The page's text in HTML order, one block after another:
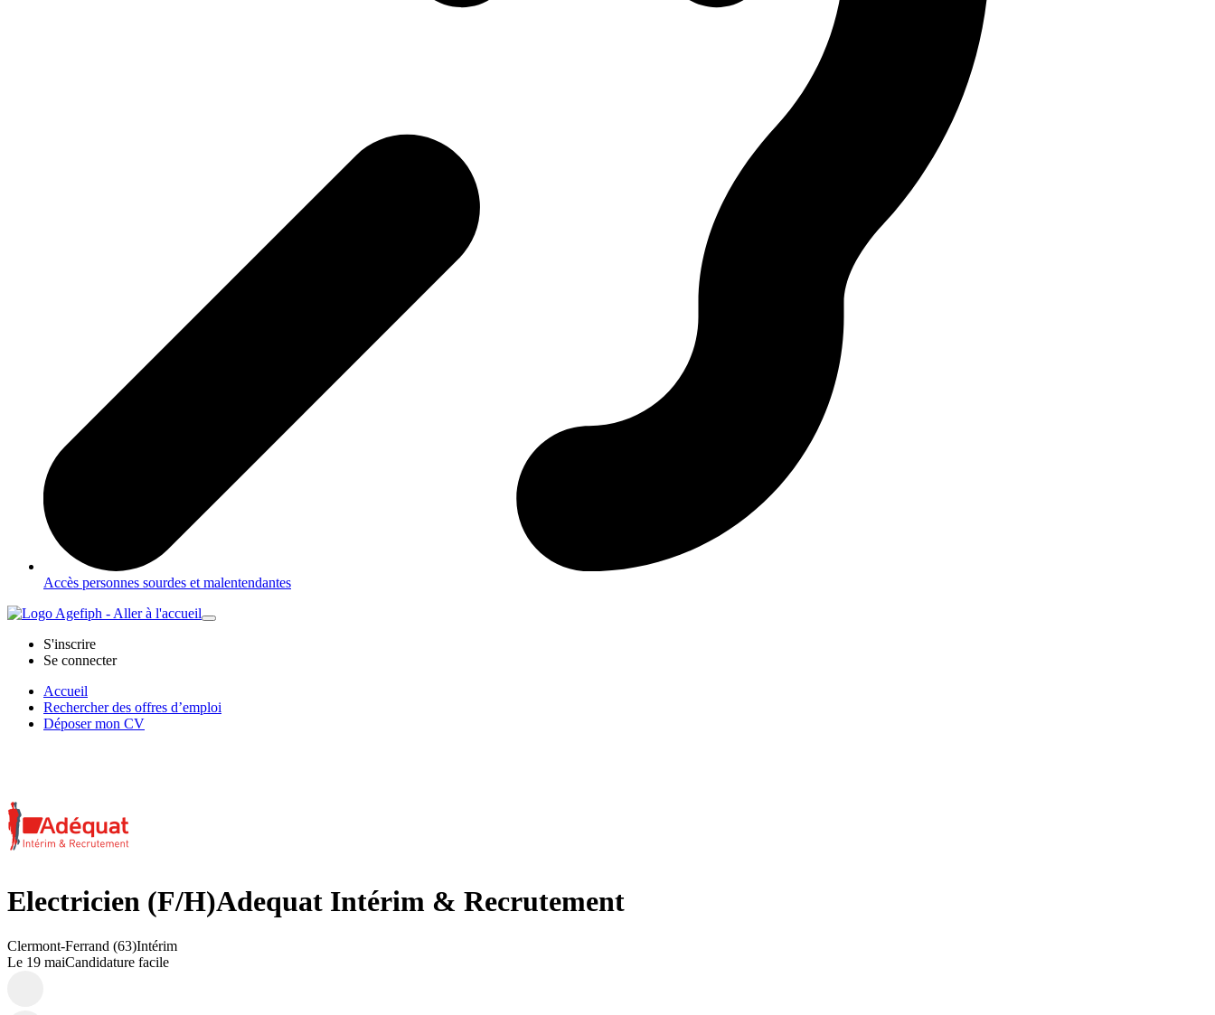
Accès personnes sourdes et malentendantes
S'inscrire
Se connecter
Accueil
Rechercher des offres d’emploi
Déposer mon CV
Electricien (F/H)Adequat Intérim & Recrutement
Clermont-Ferrand (63)Intérim
Le 19 maiCandidature facile